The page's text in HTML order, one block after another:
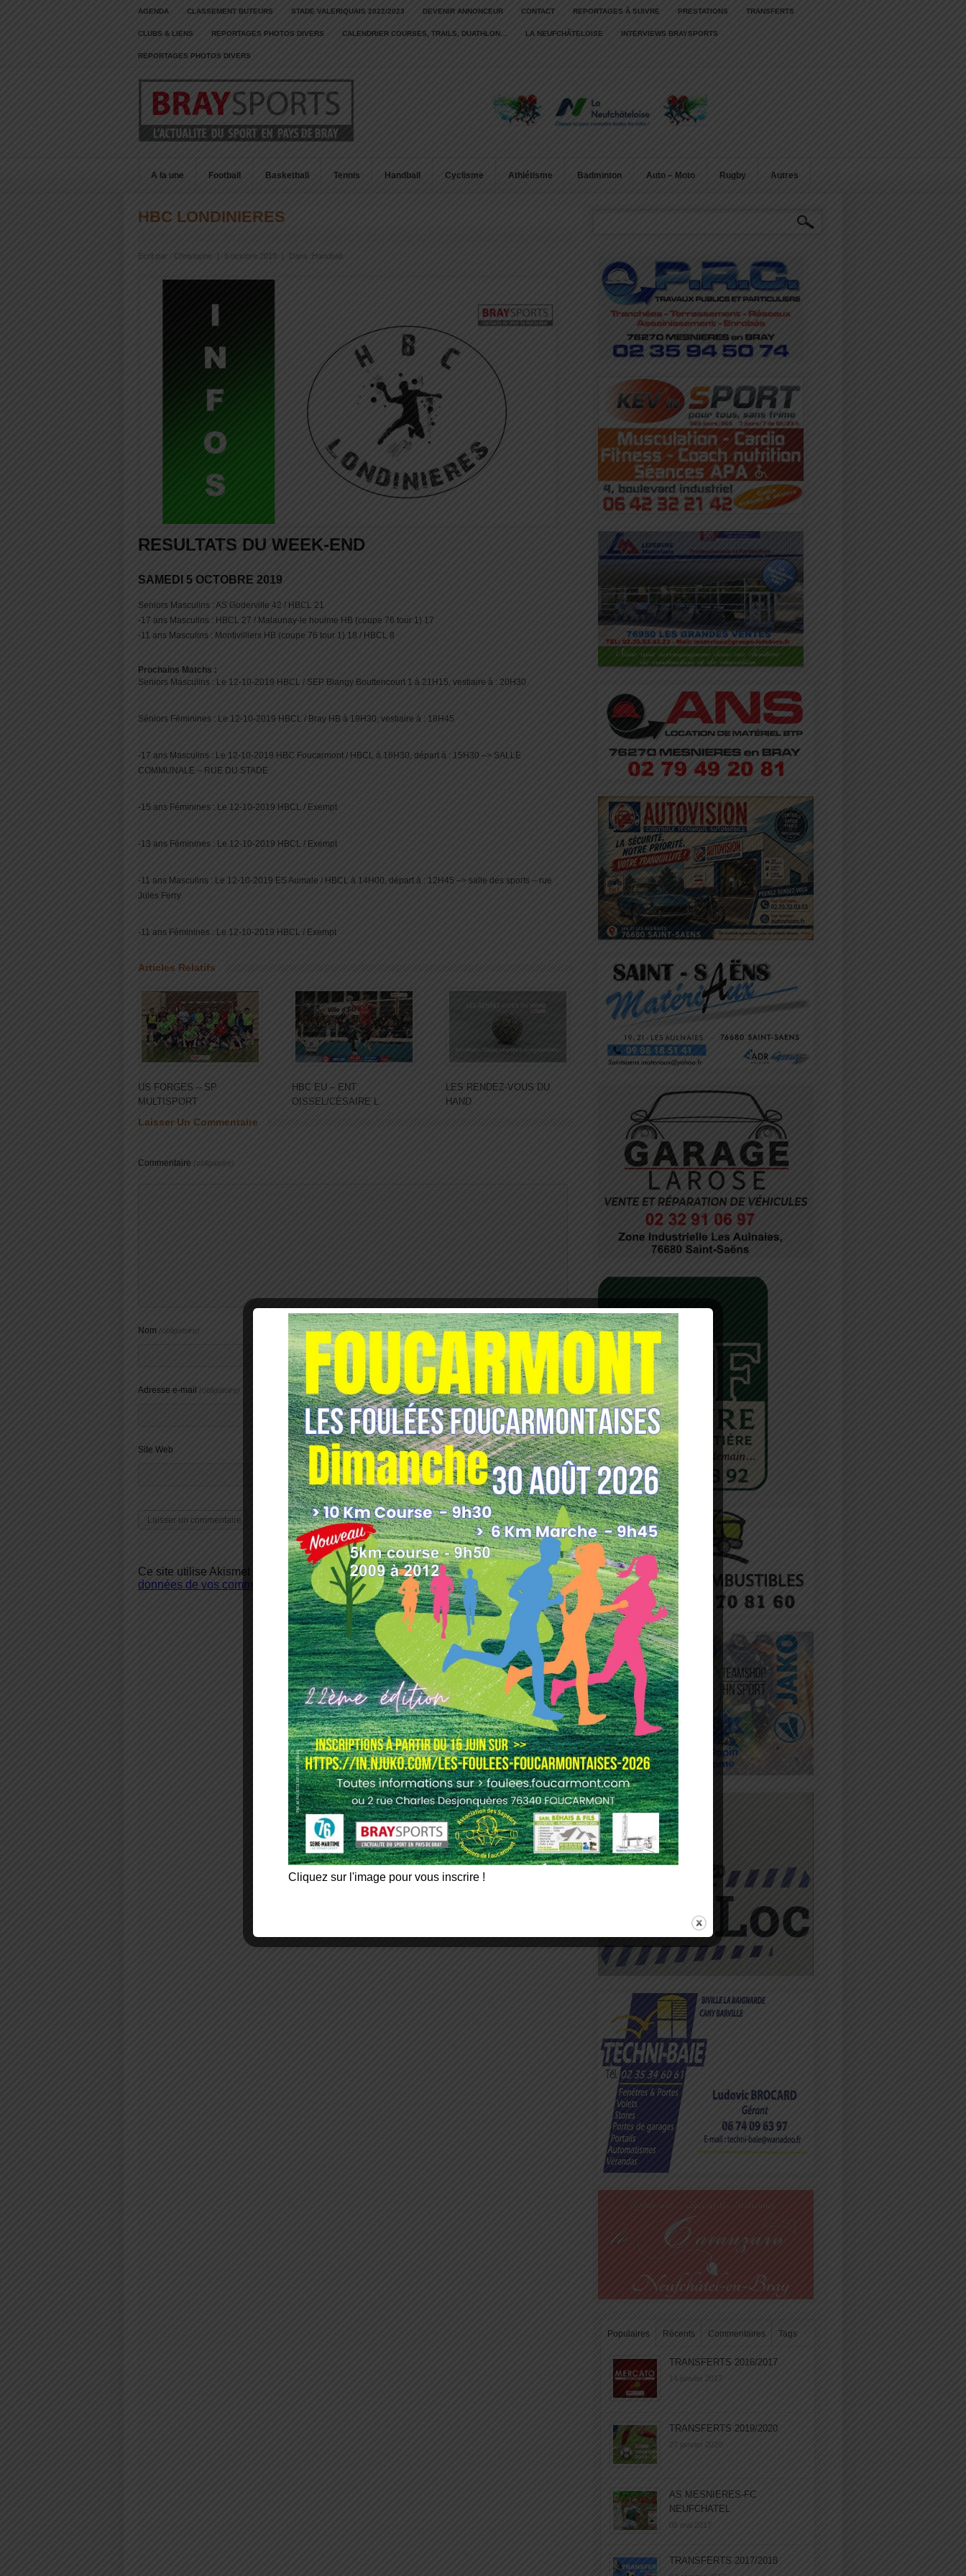
AGENDA CLASSEMENT BUTEURS STADE VALERIQUAIS 2022/2023 DEVENIR ANNONCEUR CONTACT REPORTAGES À SUIVRE PRESTATIONS TRANSFERTS
CLUBS & LIENS REPORTAGES PHOTOS DIVERS CALENDRIER COURSES, TRAILS, DUATHLON… LA NEUFCHÂTELOISE INTERVIEWS BRAYSPORTS
REPORTAGES PHOTOS DIVERS
A la une Football Basketball Tennis Handball Cyclisme Athlétisme Badminton Auto – Moto Rugby Autres
HBC LONDINIERES
Écrit par : Christophe 6 octobre 2019 Dans : Handball
RESULTATS DU WEEK-END
SAMEDI 5 OCTOBRE 2019
Seniors Masculins : AS Goderville 42 / HBCL 21
-17 ans Masculins : HBCL 27 / Malaunay-le houlme HB (coupe 76 tour 1) 17
-11 ans Masculins : Montivilliers HB (coupe 76 tour 1) 18 / HBCL 8
Prochains Matchs :
Seniors Masculins : Le 12-10-2019 HBCL / SEP Blangy Bouttencourt 1 à 21H15, vestiaire à : 20H30
Séniors Féminines : Le 12-10-2019 HBCL / Bray HB à 19H30, vestiaire à : 18H45
-17 ans Masculins : Le 12-10-2019 HBC Foucarmont / HBCL à 16H30, départ à : 15H30 –> SALLE
COMMUNALE – RUE DU STADE
-15 ans Féminines : Le 12-10-2019 HBCL / Exempt
-13 ans Féminines : Le 12-10-2019 HBCL / Exempt
-11 ans Masculins : Le 12-10-2019 ES Aumale / HBCL à 14H00, départ à : 12H45 –> salle des sports – rue
Jules Ferry
-11 ans Féminines : Le 12-10-2019 HBCL / Exempt
Articles Relatifs
US FORGES – SP
MULTISPORT
HBC EU – ENT
OISSEL/CÉSAIRE L
LES RENDEZ-VOUS DU
HAND
Laisser Un Commentaire
Commentaire (obligatoire)
Nom (obligatoire)
Adresse e-mail (obligatoire)
Site Web
Ce site utilise Akismet pour réduire les indésirables.En savoir plus sur comment les
données de vos commentaires sont utilisées.
Populaires Récents Commentaires Tags
TRANSFERTS 2016/2017
14 janvier 2017
TRANSFERTS 2019/2020
27 janvier 2020
AS MESNIERES-FC
NEUFCHATEL
05 mai 2017
TRANSFERTS 2017/2018
Cliquez sur l'image pour vous inscrire !